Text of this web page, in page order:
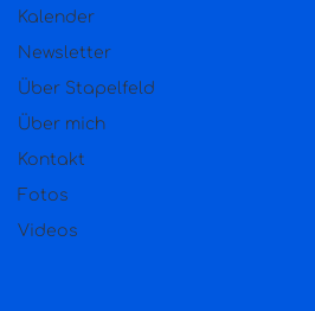
Kalender
Newsletter
Über Stapelfeld
Über mich
Kontakt
Fotos
Videos